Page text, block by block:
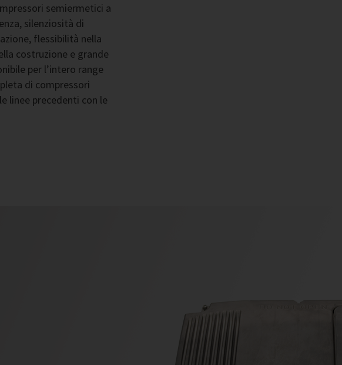
semiermetici a
silenziosità di
flessibilità nella
costruzione e grande
per l’intero range
di compressori
linee precedenti con le